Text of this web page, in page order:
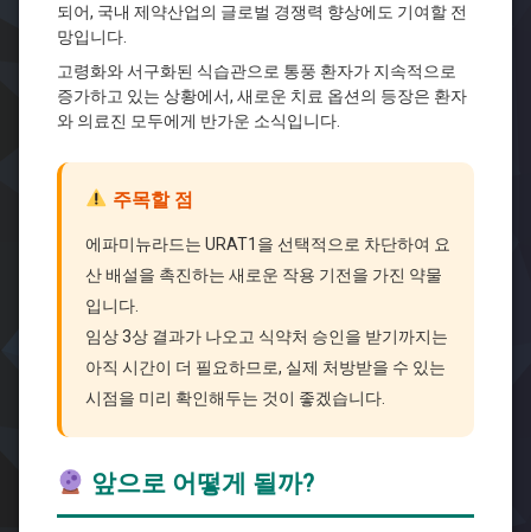
되어, 국내 제약산업의 글로벌 경쟁력 향상에도 기여할 전
망입니다.
고령화와 서구화된 식습관으로 통풍 환자가 지속적으로
증가하고 있는 상황에서, 새로운 치료 옵션의 등장은 환자
와 의료진 모두에게 반가운 소식입니다.
주목할 점
에파미뉴라드는 URAT1을 선택적으로 차단하여 요
산 배설을 촉진하는 새로운 작용 기전을 가진 약물
입니다.
임상 3상 결과가 나오고 식약처 승인을 받기까지는
아직 시간이 더 필요하므로, 실제 처방받을 수 있는
시점을 미리 확인해두는 것이 좋겠습니다.
앞으로 어떻게 될까?